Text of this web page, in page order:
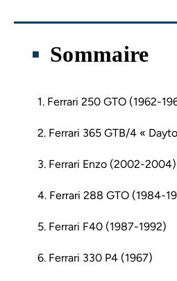
Sommaire
1. Ferrari 250 GTO (1962-
2. Ferrari 365 GTB/4 «
3. Ferrari Enzo (2002-2004)
4. Ferrari 288 GTO (1984-
5. Ferrari F40 (1987-1992)
6. Ferrari 330 P4 (1967)